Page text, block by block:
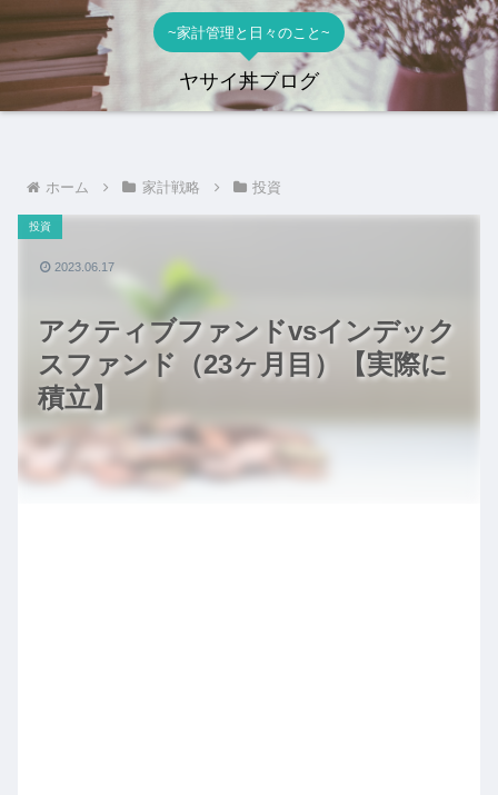
~家計管理と日々のこと~
ヤサイ丼ブログ
ホーム 家計戦略 投資
アクティブファンドvsインデック
スファンド（23ヶ月目）【実際に
積立】
投資
2023.06.17